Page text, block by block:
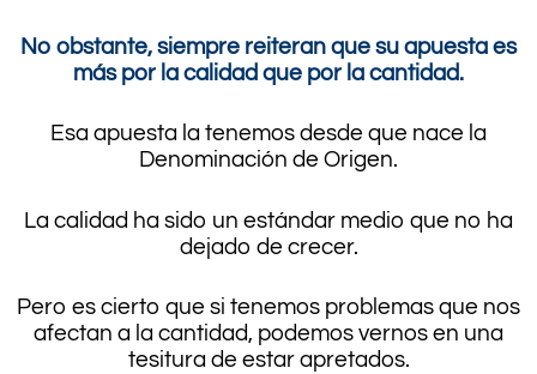
No obstante, siempre reiteran que su apuesta es
más por la calidad que por la cantidad.
Esa apuesta la tenemos desde que nace la
Denominación de Origen.
La calidad ha sido un estándar medio que no ha
dejado de crecer.
Pero es cierto que si tenemos problemas que nos
afectan a la cantidad, podemos vernos en una
tesitura de estar apretados.